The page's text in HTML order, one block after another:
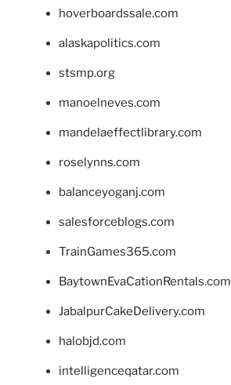
hoverboardssale.com
alaskapolitics.com
stsmp.org
manoelneves.com
mandelaeffectlibrary.com
roselynns.com
balanceyoganj.com
salesforceblogs.com
TrainGames365.com
BaytownEvaCationRentals.com
JabalpurCakeDelivery.com
halobjd.com
intelligenceqatar.com